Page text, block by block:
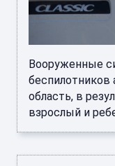
Вооруженные
беспилотников
область, в
взрослый и